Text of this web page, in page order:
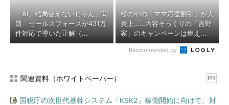
「AI、結局使えないじゃん」問
題 セールスフォースが431万
件対応で導いた正解（...
松のやの「ママ応援割引」が大
炎上……内容そっくりの「吉野
家」のキャンペーンは燃え...
Recommended by
関連資料（ホワイトペーパー） PR
国税庁の次世代基幹システム「KSK2」稼働開始に向けて、対